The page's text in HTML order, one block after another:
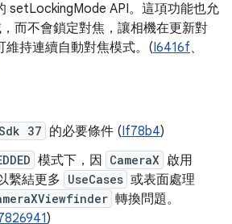
setLockingMode API。這項功能也允
而不會鎖定對焦，讓相機在更新對
維持連續自動對焦模式。(I6416f、
37 的必要條件 (If78b4)
模式下，因 CameraX 啟用
繫結更多 UseCases 或表面處理
轉換問題。
)